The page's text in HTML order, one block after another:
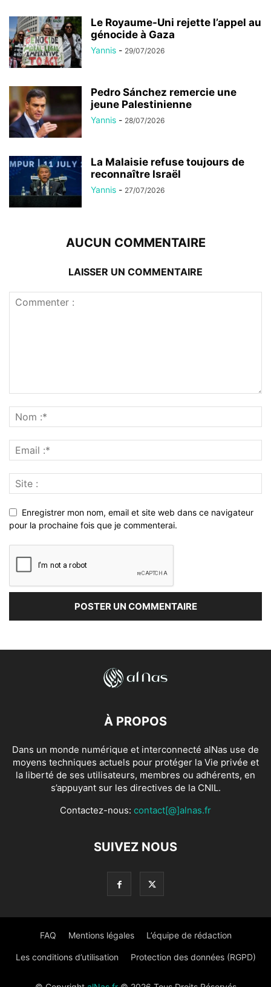
Le Royaume-Uni rejette l’appel au
génocide à Gaza
Yannis - 29/07/2026
Pedro Sánchez remercie une
jeune Palestinienne
Yannis - 28/07/2026
La Malaisie refuse toujours de
reconnaître Israël
Yannis - 27/07/2026
AUCUN COMMENTAIRE
LAISSER UN COMMENTAIRE
Enregistrer mon nom, email et site web dans ce navigateur
pour la prochaine fois que je commenterai.
À PROPOS
Dans un monde numérique et interconnecté alNas use de
moyens techniques actuels pour protéger la Vie privée et
la liberté de ses utilisateurs, membres ou adhérents, en
s’appuyant sur les directives de la CNIL.
Contactez-nous: contact[@]alnas.fr
SUIVEZ NOUS
FAQ Mentions légales L’équipe de rédaction
Les conditions d’utilisation Protection des données (RGPD)